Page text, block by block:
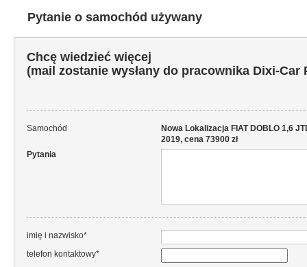
Pytanie o samochód używany
Chcę wiedzieć więcej
(mail zostanie wysłany do pracownika Dixi-Car
Samochód
Nowa Lokalizacja FIAT DOBLO 1,6
2019, cena 73900 zł
Pytania
imię i nazwisko*
telefon kontaktowy*